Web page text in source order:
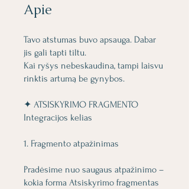
Apie
Tavo atstumas buvo apsauga. Dabar
jis gali tapti tiltu.
Kai ryšys nebeskaudina, tampi laisvu
rinktis artumą be gynybos.
✦ ATSISKYRIMO FRAGMENTO
Integracijos kelias
1. Fragmento atpažinimas
Pradėsime nuo saugaus atpažinimo –
kokia forma Atsiskyrimo fragmentas